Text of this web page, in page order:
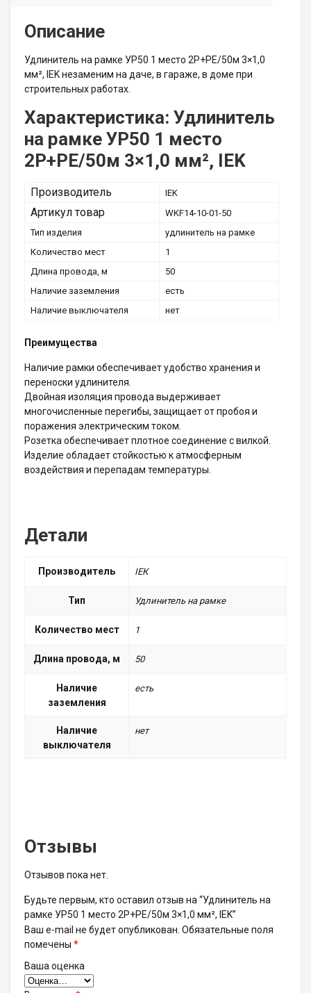
Описание
Удлинитель на рамке УР50 1 место 2P+PE/50м 3×1,0
мм², IEK незаменим на даче, в гараже, в доме при
строительных работах.
Характеристика: Удлинитель
на рамке УР50 1 место
2P+PE/50м 3×1,0 мм², IEK
Производитель IEK
Артикул товар
WKF14-10-01-50
Тип изделия
удлинитель на рамке
Количество мест
1
Длина провода, м
50
Наличие заземления
есть
Наличие выключателя
нет
Преимущества
Наличие рамки обеспечивает удобство хранения и
переноски удлинителя.
Двойная изоляция провода выдерживает
многочисленные перегибы, защищает от пробоя и
поражения электрическим током.
Розетка обеспечивает плотное соединение с вилкой.
Изделие обладает стойкостью к атмосферным
воздействия и перепадам температуры.
Детали
Производитель ІЕК
Тип Удлинитель на рамке
Количество мест 1
Длина провода, м 50
Наличие
заземления
есть
Наличие
выключателя
нет
Отзывы
Отзывов пока нет.
Будьте первым, кто оставил отзыв на “Удлинитель на
рамке УР50 1 место 2P+PE/50м 3×1,0 мм², IEK”
Ваш e-mail не будет опубликован. Обязательные поля
помечены *
Ваша оценка